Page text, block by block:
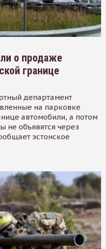
о продаже
границе
департамент
на парковке
автомобили, а потом
не объявятся через
эстонское